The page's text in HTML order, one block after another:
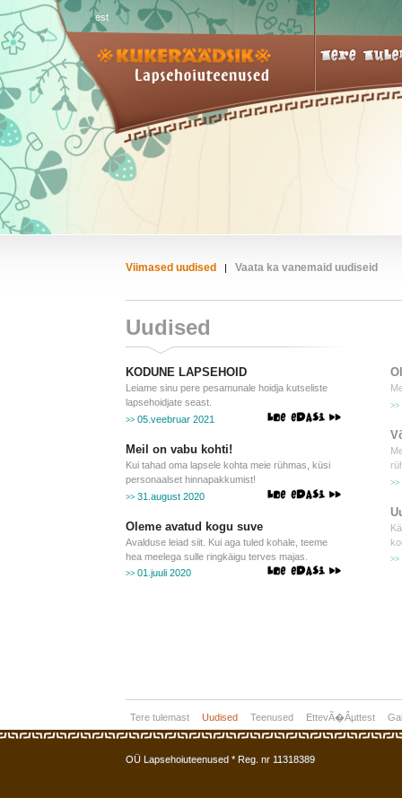
est
Viimased uudised |Vaata ka vanemaid uudiseid
Uudised
KODUNE LAPSEHOID
Leiame sinu pere pesamunale hoidja kutseliste
lapsehoidjate seast.
>> 05.veebruar 2021
Meil on vabu kohti!
Kui tahad oma lapsele kohta meie rühmas, küsi
personaalset hinnapakkumist!
>> 31.august 2020
Oleme avatud kogu suve
Avalduse leiad siit. Kui aga tuled kohale, teeme
hea meelega sulle ringkäigu terves majas.
>> 01.juuli 2020
>>
>>
>>
Tere tulemast Uudised Teenused EttevÃ�Âµttest
OÜ Lapsehoiuteenused * Reg. nr 11318389